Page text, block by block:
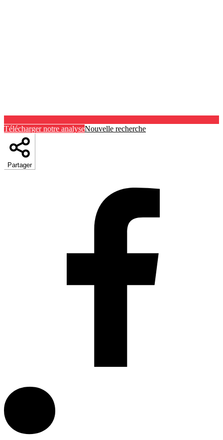
Télécharger notre analyseNouvelle recherche
Partager